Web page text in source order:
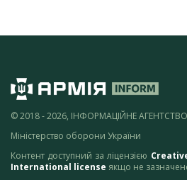
© 2018 - 2026, ІНФОРМАЦІЙНЕ
Міністерство оборони України
Контент доступний за ліцензією
International license якщо не